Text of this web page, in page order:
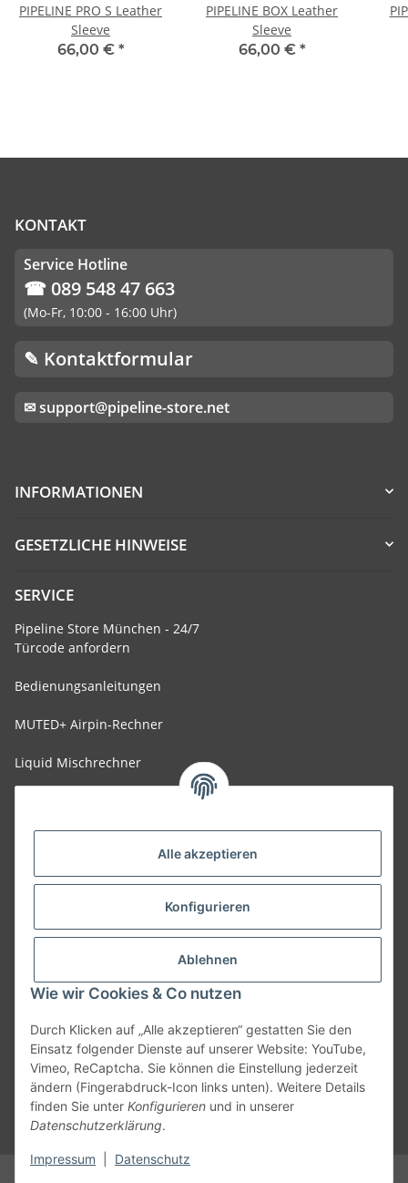
Alle akzeptieren
Konfigurieren
Ablehnen
Wie wir Cookies & Co nutzen
Durch Klicken auf „Alle akzeptieren“ gestatten Sie den
Einsatz folgender Dienste auf unserer Website: YouTube,
Vimeo, ReCaptcha. Sie können die Einstellung jederzeit
ändern (Fingerabdruck-Icon links unten). Weitere Details
finden Sie unter Konfigurieren und in unserer
Datenschutzerklärung.
Impressum Datenschutz
PIPELINE PRO S Leather
Sleeve
66,00 € *
PIPELINE BOX Leather
Sleeve
66,00 € *
KONTAKT
Service Hotline
☎ 089 548 47 663
(Mo-Fr, 10:00 - 16:00 Uhr)
✎ Kontaktformular
✉ support@pipeline-store.net
INFORMATIONEN
GESETZLICHE HINWEISE
SERVICE
Pipeline Store München - 24/7
Türcode anfordern
Bedienungsanleitungen
MUTED+ Airpin-Rechner
Liquid Mischrechner
Vertrag widerrufen
* Alle Preise inkl. gesetzlicher USt., zzgl.